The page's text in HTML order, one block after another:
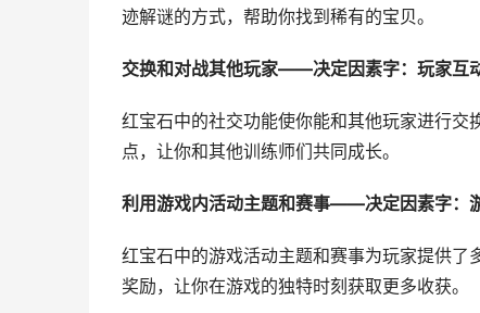
迹解谜的方式，帮助你找到稀有的宝贝。
交换和对战其他玩家——决定因素字：玩家互
红宝石中的社交功能使你能和其他玩家进行
点，让你和其他训练师们共同成长。
利用游戏内活动主题和赛事——决定因素字：
红宝石中的游戏活动主题和赛事为玩家提供
奖励，让你在游戏的独特时刻获取更多收获。